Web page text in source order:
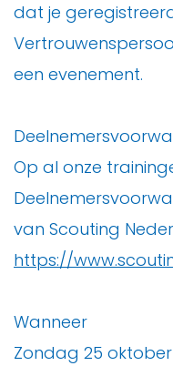
dat je
een evenement.
Op al onze
van Scouting
https://
Wanneer
Zondag 25 oktober